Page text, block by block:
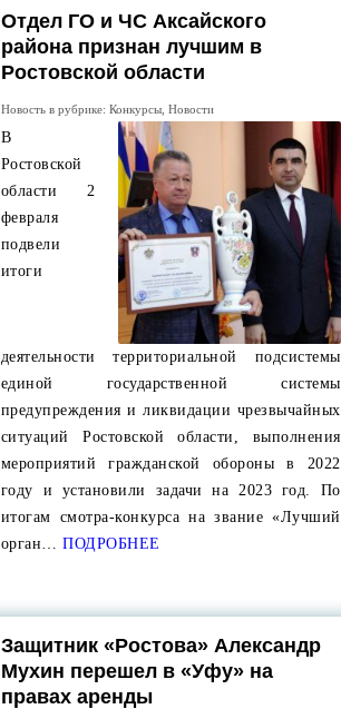
Отдел ГО и ЧС Аксайского
района признан лучшим в
Ростовской области
Новость в рубрике: Конкурсы, Новости
В
Ростовской
области 2
февраля
подвели
итоги
деятельности территориальной подсистемы
единой государственной системы
предупреждения и ликвидации чрезвычайных
ситуаций Ростовской области, выполнения
мероприятий гражданской обороны в 2022
году и установили задачи на 2023 год. По
итогам смотра-конкурса на звание «Лучший
орган… ПОДРОБНЕЕ
Защитник «Ростова» Александр
Мухин перешел в «Уфу» на
правах аренды